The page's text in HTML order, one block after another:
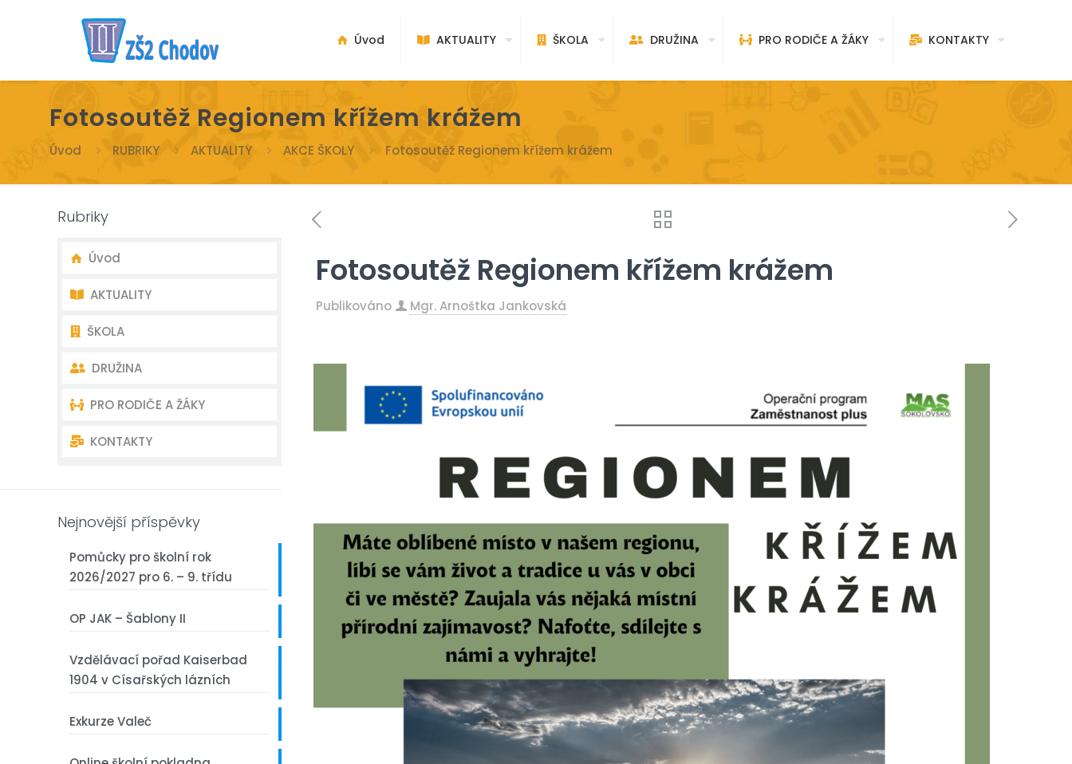
Úvod AKTUALITY ŠKOLA DRUŽINA PRO RODIČE A ŽÁKY KONTAKTY
Fotosoutěž Regionem křížem krážem
Úvod RUBRIKY AKTUALITY AKCE ŠKOLY Fotosoutěž Regionem křížem krážem
Fotosoutěž Regionem křížem krážem
Publikováno Mgr. Arnoštka Jankovská
Rubriky
Úvod
AKTUALITY
Nejnovější aktuality
Akce školy
Akce školní družiny
ŠKOLA
Úvodní charakteristika školy
Dokumenty
Školní poradenství
Žákovský parlament
Akce školy
Fotogalerie
Projekty
Z historie naší školy
DRUŽINA
Oddělení školní družiny –
PRO RODIČE A ŽÁKY
Organizace školního roku
První třída
KONTAKTY
Kontakty učitelé
Nejnovější příspěvky
Pomůcky pro školní rok
2026/2027 pro 6. – 9. třídu
OP JAK – Šablony II
Vzdělávací pořad Kaiserbad
1904 v Císařských lázních
Exkurze Valeč